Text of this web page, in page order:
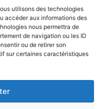
utilisons des technologies
accéder aux informations des
nous permettra de
de navigation ou les ID
ou de retirer son
sur certaines caractéristiques